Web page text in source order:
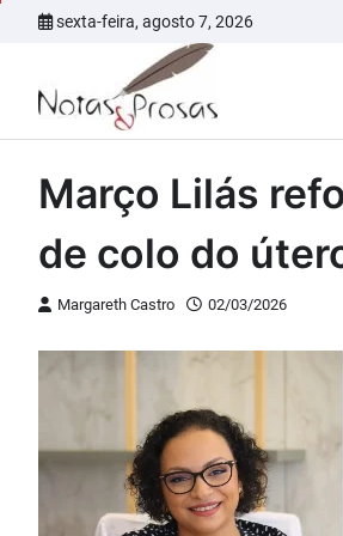
sexta-feira, agosto 7, 2026
Março Lilás
de colo do
Margareth Castro 02/03/2026